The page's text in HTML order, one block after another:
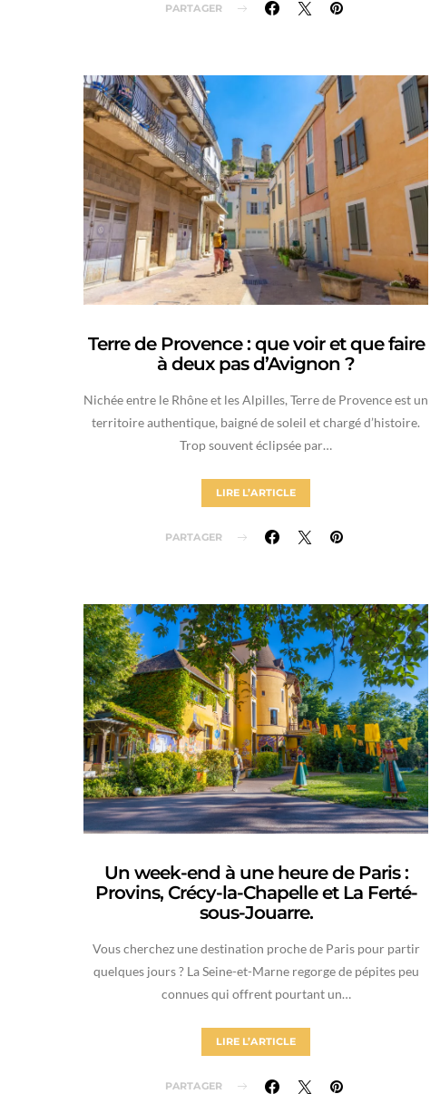
PARTAGER
Terre de Provence : que voir et que faire
à deux pas d’Avignon ?
Nichée entre le Rhône et les Alpilles, Terre de Provence est un
territoire authentique, baigné de soleil et chargé d’histoire.
Trop souvent éclipsée par…
LIRE L’ARTICLE
PARTAGER
Un week-end à une heure de Paris :
Provins, Crécy-la-Chapelle et La Ferté-
sous-Jouarre.
Vous cherchez une destination proche de Paris pour partir
quelques jours ? La Seine-et-Marne regorge de pépites peu
connues qui offrent pourtant un…
LIRE L’ARTICLE
PARTAGER